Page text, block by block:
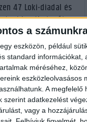
a
eszközön, például
standard információkat,
méréséhez,
eszközleolvasásos
A megfelelő
adatkezelést
vagy a
47 Loki-diadal és
kupákat, sőt a
SCHAEFFLER
csatája.
következett egy
tanítványai. A
a francia átlövő,
Bartulovic sem.
as sikerből tíz góllal